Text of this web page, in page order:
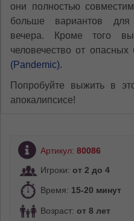
они полностью
больше вариантов для
вечера. Кроме того
человечество от опасных
(Pandemic).
Попробуйте выжить в
апокалипсисе!
Артикул: 80086
Игроки: от 2 до 4
Время: 15-20 минут
Возраст: от 8 лет